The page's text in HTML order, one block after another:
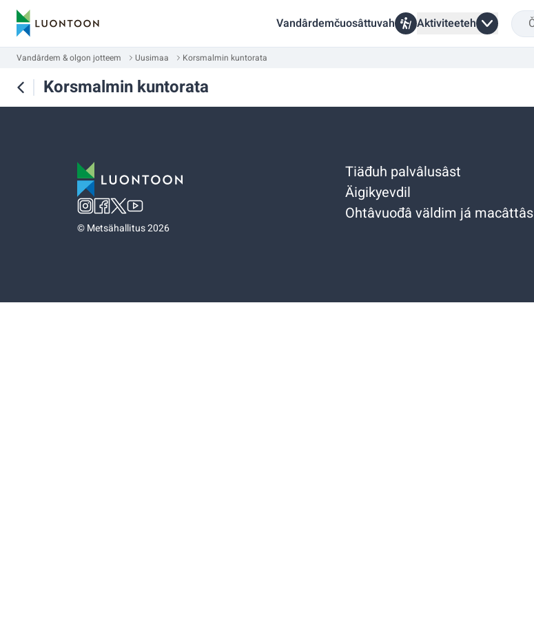
Vandârdemčuosâttuvah Aktiviteeteh
Vandârdem & olgon jotteem Uusimaa Korsmalmin kuntorata
Korsmalmin kuntorata
©Metsähallitus 2026
Tiäđuh palvâlusâst
Äigikyevdil
Ohtâvuođâ väldim já macâttâs